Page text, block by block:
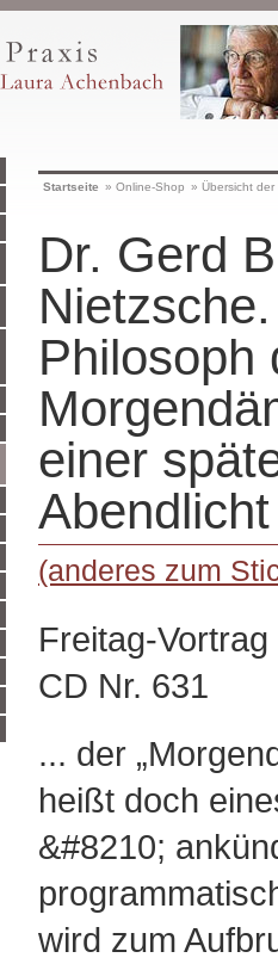
Startseite » Online-Shop » Übersicht
Dr. Gerd
Philosoph
einer
Abendlicht
(anderes zum
Freitag-
CD Nr. 631
... der
heißt doch
&#8210;
wird zum